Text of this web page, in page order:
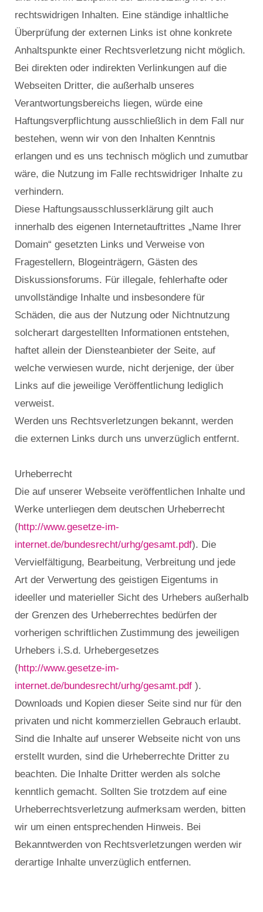
rechtswidrigen Inhalten. Eine ständige inhaltliche
Überprüfung der externen Links ist ohne konkrete
Anhaltspunkte einer Rechtsverletzung nicht möglich.
Bei direkten oder indirekten Verlinkungen auf die
Webseiten Dritter, die außerhalb unseres
Verantwortungsbereichs liegen, würde eine
Haftungsverpflichtung ausschließlich in dem Fall nur
bestehen, wenn wir von den Inhalten Kenntnis
erlangen und es uns technisch möglich und zumutbar
wäre, die Nutzung im Falle rechtswidriger Inhalte zu
verhindern.
Diese Haftungsausschlusserklärung gilt auch
innerhalb des eigenen Internetauftrittes „Name Ihrer
Domain“ gesetzten Links und Verweise von
Fragestellern, Blogeinträgern, Gästen des
Diskussionsforums. Für illegale, fehlerhafte oder
unvollständige Inhalte und insbesondere für
Schäden, die aus der Nutzung oder Nichtnutzung
solcherart dargestellten Informationen entstehen,
haftet allein der Diensteanbieter der Seite, auf
welche verwiesen wurde, nicht derjenige, der über
Links auf die jeweilige Veröffentlichung lediglich
verweist.
Werden uns Rechtsverletzungen bekannt, werden
die externen Links durch uns unverzüglich entfernt.
Urheberrecht
Die auf unserer Webseite veröffentlichen Inhalte und
Werke unterliegen dem deutschen Urheberrecht
(http://www.gesetze-im-
internet.de/bundesrecht/urhg/gesamt.pdf). Die
Vervielfältigung, Bearbeitung, Verbreitung und jede
Art der Verwertung des geistigen Eigentums in
ideeller und materieller Sicht des Urhebers außerhalb
der Grenzen des Urheberrechtes bedürfen der
vorherigen schriftlichen Zustimmung des jeweiligen
Urhebers i.S.d. Urhebergesetzes
(http://www.gesetze-im-
internet.de/bundesrecht/urhg/gesamt.pdf ).
Downloads und Kopien dieser Seite sind nur für den
privaten und nicht kommerziellen Gebrauch erlaubt.
Sind die Inhalte auf unserer Webseite nicht von uns
erstellt wurden, sind die Urheberrechte Dritter zu
beachten. Die Inhalte Dritter werden als solche
kenntlich gemacht. Sollten Sie trotzdem auf eine
Urheberrechtsverletzung aufmerksam werden, bitten
wir um einen entsprechenden Hinweis. Bei
Bekanntwerden von Rechtsverletzungen werden wir
derartige Inhalte unverzüglich entfernen.